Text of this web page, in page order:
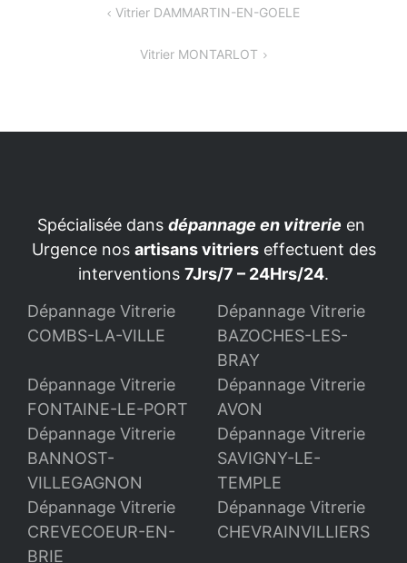
Navigation Vitrier DAMMARTIN-EN-GOELE
Vitrier MONTARLOT
Spécialisée dans dépannage en vitrerie en
Urgence nos artisans vitrierseffectuent des
interventions 7Jrs/7 – 24Hrs/24.
Dépannage Vitrerie
COMBS-LA-VILLE
Dépannage Vitrerie
BAZOCHES-LES-
BRAY
Dépannage Vitrerie
FONTAINE-LE-PORT
Dépannage Vitrerie
AVON
Dépannage Vitrerie
BANNOST-
VILLEGAGNON
Dépannage Vitrerie
SAVIGNY-LE-
TEMPLE
Dépannage Vitrerie
CREVECOEUR-EN-
BRIE
Dépannage Vitrerie
CHEVRAINVILLIERS